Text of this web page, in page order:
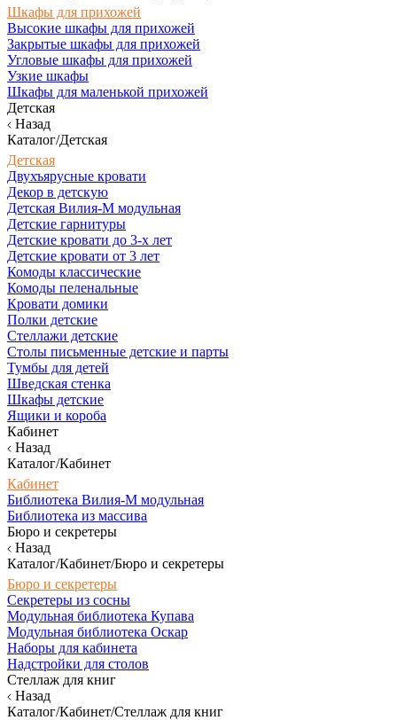
Шкафы для прихожей
Высокие шкафы для прихожей
Закрытые шкафы для прихожей
Угловые шкафы для прихожей
Узкие шкафы
Шкафы для маленькой прихожей
Детская
Назад
Каталог/Детская
Детская
Двухъярусные кровати
Декор в детскую
Детская Вилия-М модульная
Детские гарнитуры
Детские кровати до 3-х лет
Детские кровати от 3 лет
Комоды классические
Комоды пеленальные
Кровати домики
Полки детские
Стеллажи детские
Столы письменные детские и парты
Тумбы для детей
Шведская стенка
Шкафы детские
Ящики и короба
Кабинет
Назад
Каталог/Кабинет
Кабинет
Библиотека Вилия-М модульная
Библиотека из массива
Бюро и секретеры
Назад
Каталог/Кабинет/Бюро и секретеры
Бюро и секретеры
Секретеры из сосны
Модульная библиотека Купава
Модульная библиотека Оскар
Наборы для кабинета
Надстройки для столов
Стеллаж для книг
Назад
Каталог/Кабинет/Стеллаж для книг